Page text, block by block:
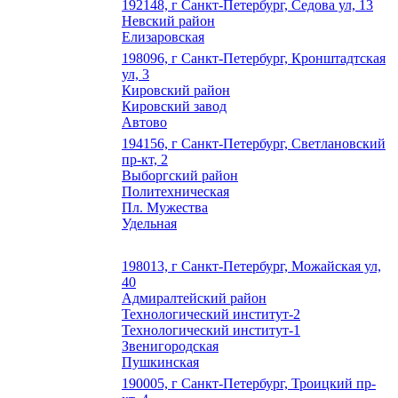
192148, г Санкт-Петербург, Седова ул, 13
Невский район
Елизаровская
198096, г Санкт-Петербург, Кронштадтская
ул, 3
Кировский район
Кировский завод
Автово
194156, г Санкт-Петербург, Светлановский
пр-кт, 2
Выборгский район
Политехническая
Пл. Мужества
Удельная
198013, г Санкт-Петербург, Можайская ул,
40
Адмиралтейский район
Технологический институт-2
Технологический институт-1
Звенигородская
Пушкинская
190005, г Санкт-Петербург, Троицкий пр-